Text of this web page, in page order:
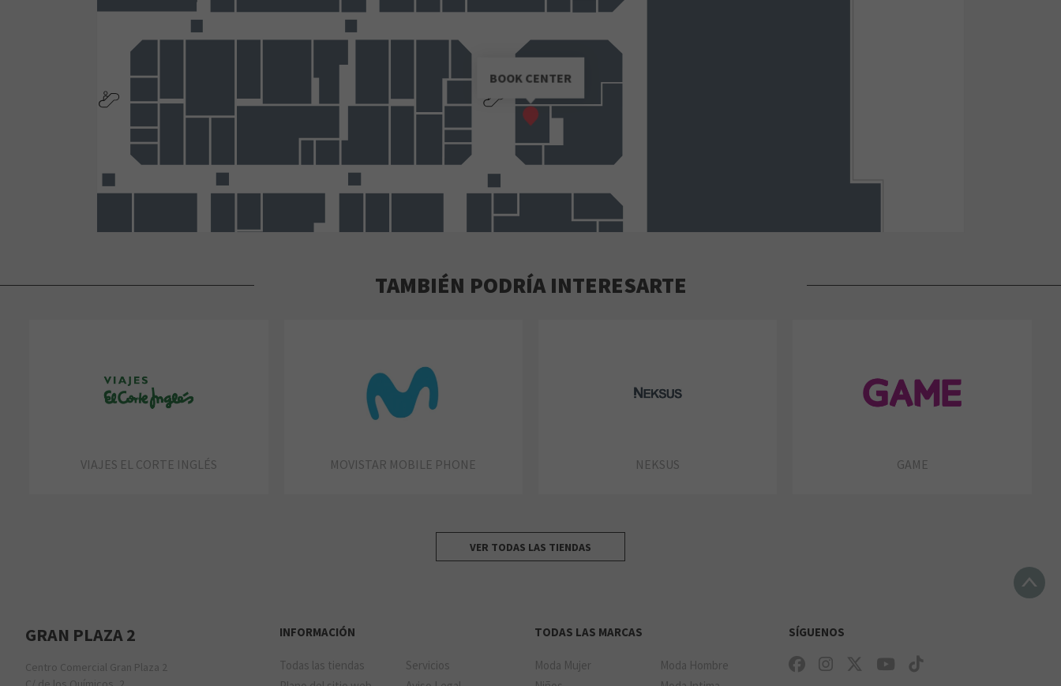
BOOK CENTER
TAMBIÉN PODRÍA INTERESARTE
VIAJES EL CORTE INGLÉS MOVISTAR MOBILE PHONE NEKSUS GAME
VER TODAS LAS TIENDAS
GRAN PLAZA 2
Centro Comercial Gran Plaza 2
INFORMACIÓN
Todas las tiendas
Servicios
TODAS LAS MARCAS
Moda Mujer
Moda Hombre
SÍGUENOS